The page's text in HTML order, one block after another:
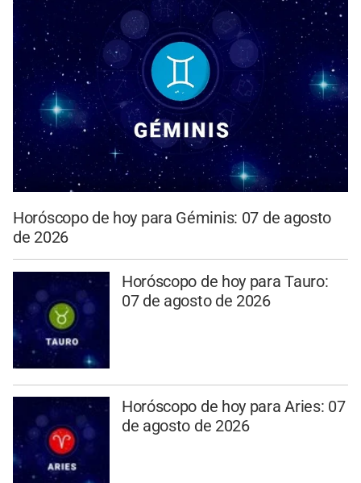
Horóscopo de hoy para Géminis: 07 de agosto
de 2026
Horóscopo de hoy para Tauro:
07 de agosto de 2026
Horóscopo de hoy para Aries: 07
de agosto de 2026